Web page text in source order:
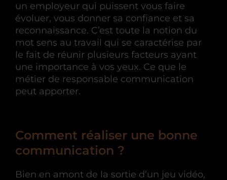
un employeur qui puissent vous faire
évoluer, vous donner sa confiance et sa
reconnaissance. C’est toute la notion du
mot sens au travail qui se caractérise par
le fait de réunir plusieurs facteurs ayant
une importance à vos yeux. Ce que le
métier de responsable communication
peut apporter.
Comment réaliser une bonne
communication ?
Bien en amont de la sortie d’un jeu vidéo,